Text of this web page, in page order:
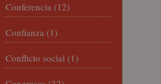
Conferencia (12)
Confianza (1)
Conflicto social (1)